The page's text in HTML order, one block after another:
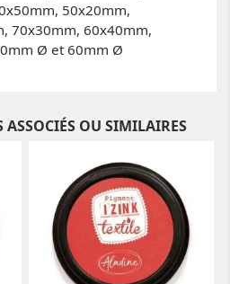
50x20mm,
70x30mm, 60x40mm,
Ø et 60mm Ø
ASSOCIÉS OU SIMILAIRES